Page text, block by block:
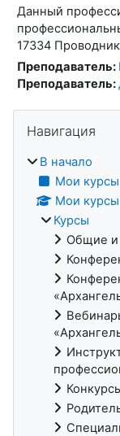
Данный
17334
Преподаватель:
Преподаватель:
Блоки
Навигация
В начало
Мои курсы
Мои курсы
Курсы
Общие и